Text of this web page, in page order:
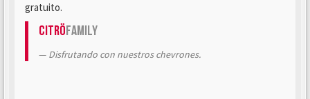
gratuito.
CitröFamily
Disfrutando con nuestros chevrones.